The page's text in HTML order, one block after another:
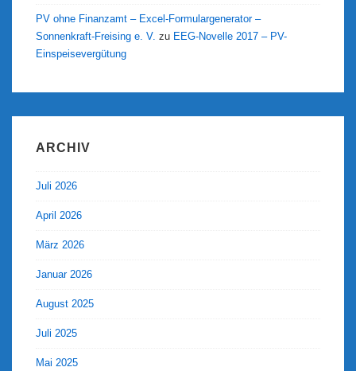
PV ohne Finanzamt – Excel-Formulargenerator –
Sonnenkraft-Freising e. V. zu EEG-Novelle 2017 – PV-
Einspeisevergütung
ARCHIV
Juli 2026
April 2026
März 2026
Januar 2026
August 2025
Juli 2025
Mai 2025